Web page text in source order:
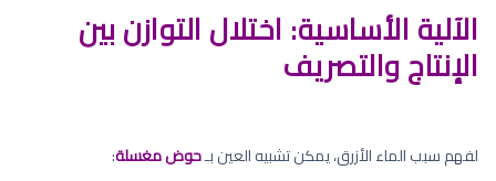
الآلية الأساسية: اختلال التوازن بين
الإنتاج والتصريف
لفهم سبب الماء الأزرق، يمكن تشبيه العين بـحوض مغسلة: